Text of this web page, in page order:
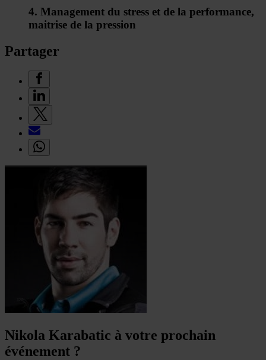
4. Management du stress et de la performance,
maitrise de la pression
Partager
Nikola Karabatic à votre prochain
événement ?